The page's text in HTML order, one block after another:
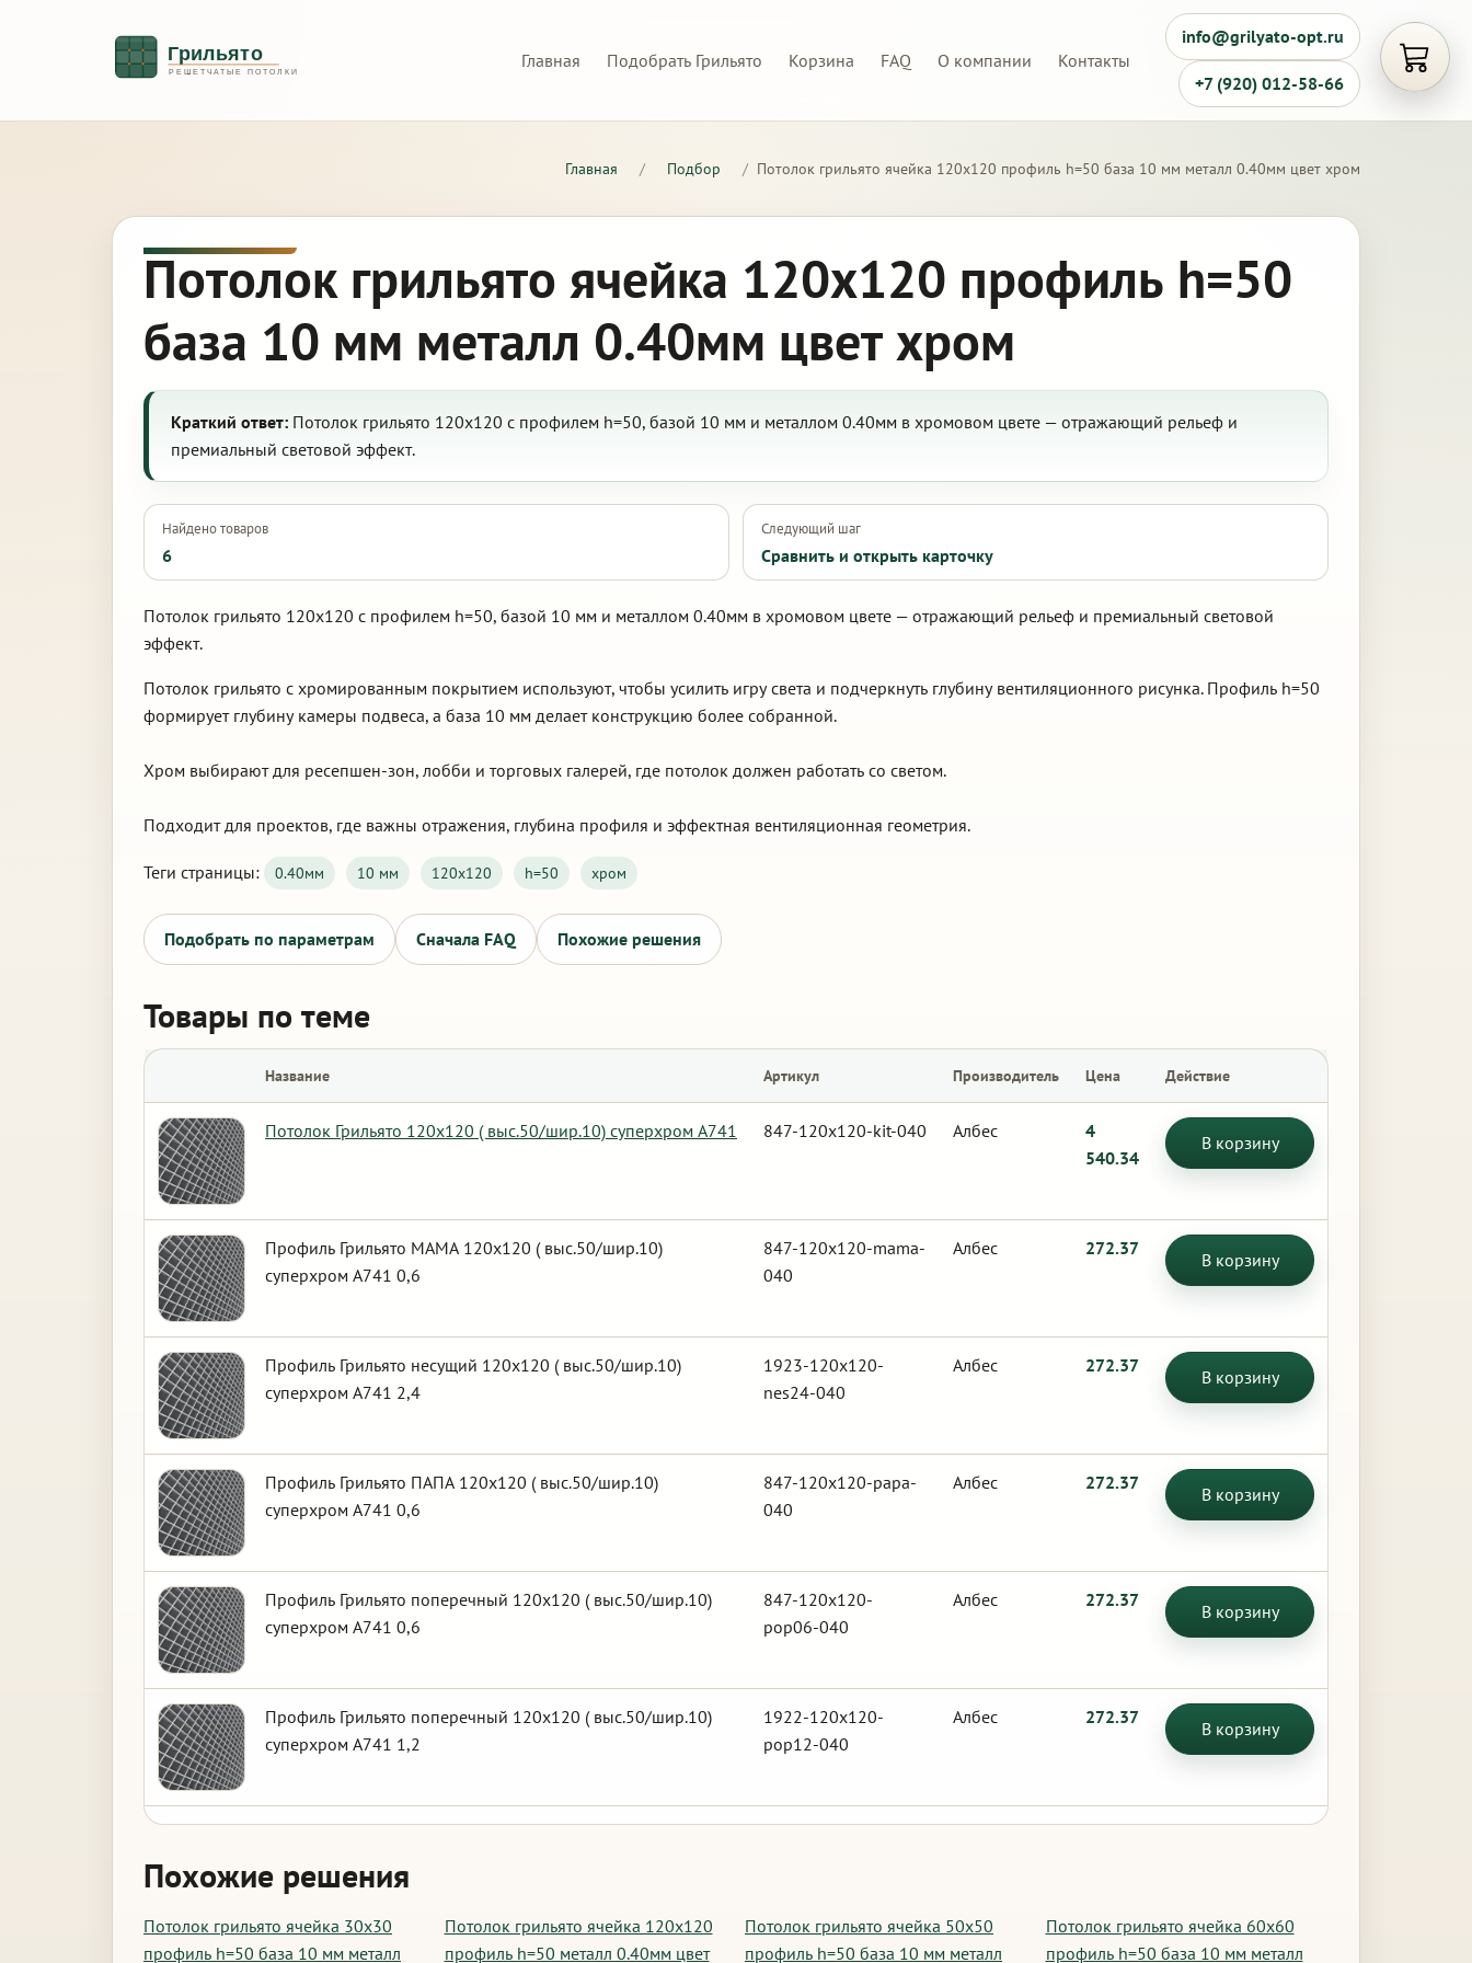
Главная Подобрать Грильято Корзина FAQ О компании Контакты
info@grilyato-opt.ru
+7 (920) 012-58-66
Главная / Подбор / Потолок грильято ячейка 120х120 профиль h=50 база 10 мм металл 0.40мм цвет хром
Потолок грильято ячейка 120х120 профиль h=50
база 10 мм металл 0.40мм цвет хром
Краткий ответ: Потолок грильято 120х120 с профилем h=50, базой 10 мм и металлом 0.40мм в хромовом цвете — отражающий рельеф и
премиальный световой эффект.
Найдено товаров
6
Следующий шаг
Сравнить и открыть карточку
Потолок грильято 120х120 с профилем h=50, базой 10 мм и металлом 0.40мм в хромовом цвете — отражающий рельеф и премиальный световой
эффект.
Потолок грильято с хромированным покрытием используют, чтобы усилить игру света и подчеркнуть глубину вентиляционного рисунка. Профиль h=50
формирует глубину камеры подвеса, а база 10 мм делает конструкцию более собранной.
Хром выбирают для ресепшен-зон, лобби и торговых галерей, где потолок должен работать со светом.
Подходит для проектов, где важны отражения, глубина профиля и эффектная вентиляционная геометрия.
Теги страницы: 0.40мм 10 мм 120х120 h=50 хром
Подобрать по параметрам Сначала FAQ Похожие решения
Товары по теме
Название Артикул Производитель Цена Действие
Потолок Грильято 120х120 ( выс.50/шир.10) суперхром А741 847-120x120-kit-040 Албес
4
540.34
В корзину
Профиль Грильято МАМА 120х120 ( выс.50/шир.10)
суперхром А741 0,6
847-120x120-mama-
040
Албес 272.37
В корзину
Профиль Грильято несущий 120х120 ( выс.50/шир.10)
суперхром А741 2,4
1923-120x120-
nes24-040
Албес 272.37
В корзину
Профиль Грильято ПАПА 120х120 ( выс.50/шир.10)
суперхром А741 0,6
847-120x120-papa-
040
Албес 272.37
В корзину
Профиль Грильято поперечный 120х120 ( выс.50/шир.10)
суперхром А741 0,6
847-120x120-
pop06-040
Албес 272.37
В корзину
Профиль Грильято поперечный 120х120 ( выс.50/шир.10)
суперхром А741 1,2
1922-120x120-
pop12-040
Албес 272.37
В корзину
Похожие решения
Потолок грильято ячейка 30х30
профиль h=50 база 10 мм металл
Потолок грильято ячейка 120х120
профиль h=50 металл 0.40мм цвет
Потолок грильято ячейка 50х50
профиль h=50 база 10 мм металл
Потолок грильято ячейка 60х60
профиль h=50 база 10 мм металл
Открыть